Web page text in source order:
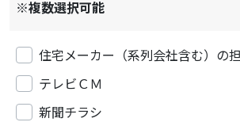
※複数選択可能
住宅メーカー（系列会社含む）の
テレビＣＭ
新聞チラシ